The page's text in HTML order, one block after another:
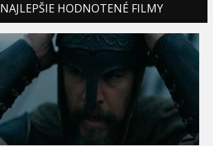
NAJLEPŠIE HODNOTENÉ FILMY